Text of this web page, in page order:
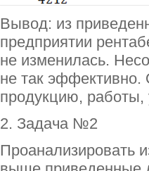
Вывод: из
предприятии
не изменилась.
не так эффективно.
продукцию, работы,
2. Задача №2
Проанализировать